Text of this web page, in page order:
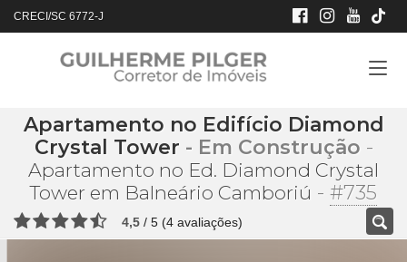
CRECI/SC 6772-J
Apartamento no Edifício Diamond
Crystal Tower - Em Construção -
Apartamento no Ed. Diamond Crystal
Tower em Balneário Camboriú - #735
4,5 / 5 (4 avaliações)